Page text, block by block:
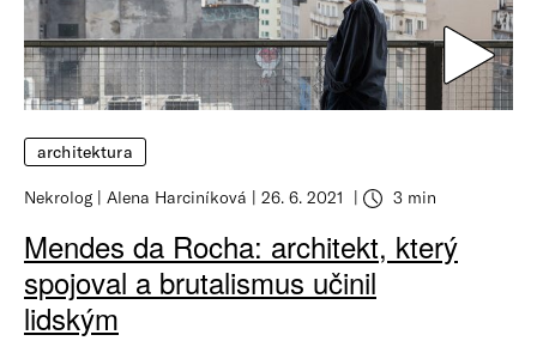
architektura
Nekrolog Alena Harciníková 26. 6. 2021 3 min
Mendes da Rocha: architekt, který
spojoval a brutalismus učinil
lidským